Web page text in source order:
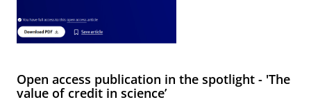
Open access publication in the spotlight - 'The
value of credit in science’